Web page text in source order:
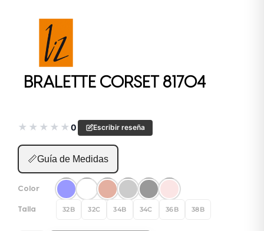
BRALETTE CORSET 81704
★ ★ ★ ★ ★0 Escribir reseña
📏Guía de Medidas
Color
Talla 32B 32C 34B 34C 36B 38B